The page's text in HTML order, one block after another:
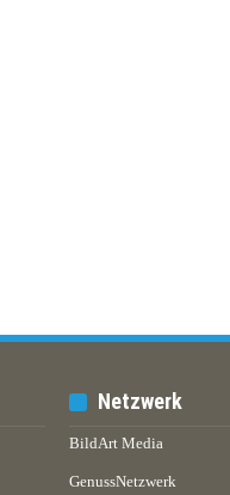
Netzwerk
BildArt Media
GenussNetzwerk